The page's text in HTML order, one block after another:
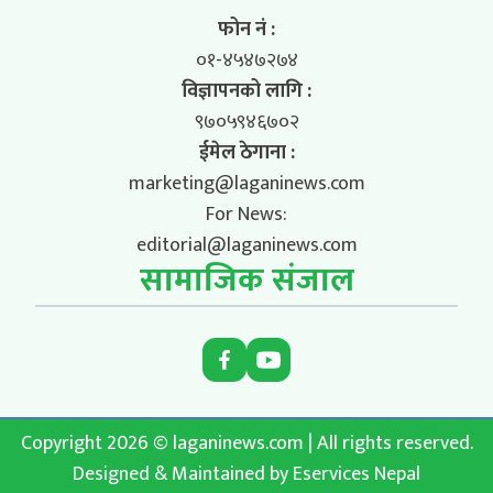
फोन नं :
०१-४५४७२७४
विज्ञापनको लागि :
९७०५९४६७०२
ईमेल ठेगाना :
marketing@laganinews.com
For News:
editorial@laganinews.com
सामाजिक संजाल
Copyright 2026 © laganinews.com | All rights reserved.
Designed & Maintained byEservices Nepal